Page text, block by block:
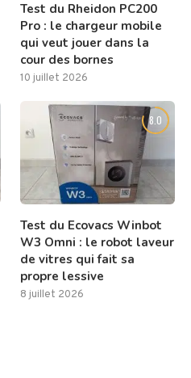
Test du Rheidon PC200
Pro : le chargeur mobile
qui veut jouer dans la
cour des bornes
10 juillet 2026
8.0
Test du Ecovacs Winbot
W3 Omni : le robot laveur
de vitres qui fait sa
propre lessive
8 juillet 2026